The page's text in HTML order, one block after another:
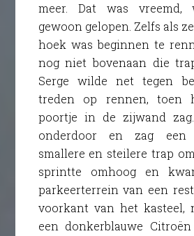
meer. Dat was
gewoon gelopen. Zelfs als
hoek was beginnen te
nog niet bovenaan die
Serge wilde net tegen
treden op rennen, toen
poortje in de zijwand
onderdoor en zag een
smallere en steilere trap
sprintte omhoog en
parkeerterrein van een
voorkant van het kasteel,
een donkerblauwe